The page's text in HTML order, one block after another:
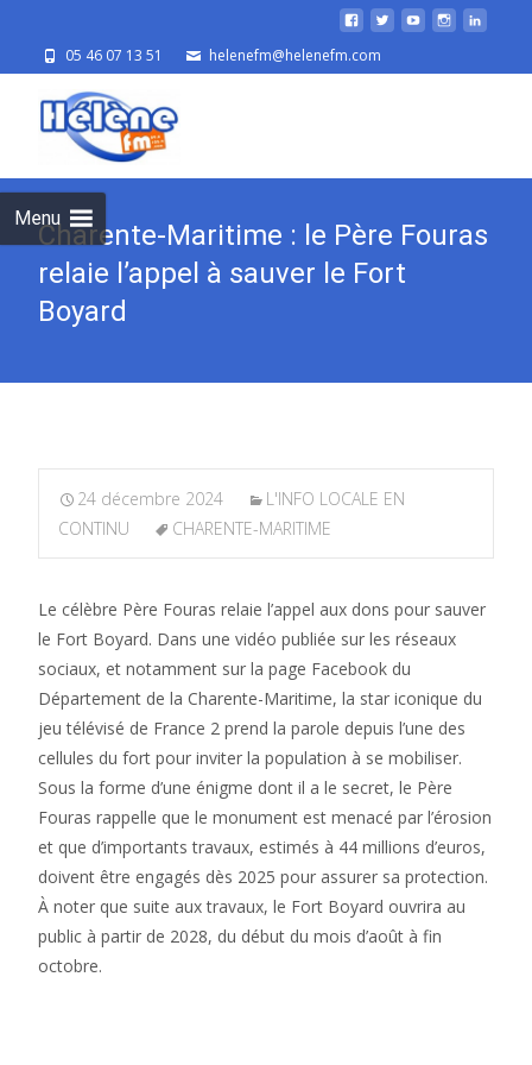
05 46 07 13 51 helenefm@helenefm.com
Menu
Charente-Maritime : le Père Fouras
relaie l’appel à sauver le Fort
Boyard
24 décembre 2024
L'INFO LOCALE EN
CONTINU
CHARENTE-MARITIME
Le célèbre Père Fouras relaie l’appel aux dons pour sauver
le Fort Boyard. Dans une vidéo publiée sur les réseaux
sociaux, et notamment sur la page Facebook du
Département de la Charente-Maritime, la star iconique du
jeu télévisé de France 2 prend la parole depuis l’une des
cellules du fort pour inviter la population à se mobiliser.
Sous la forme d’une énigme dont il a le secret, le Père
Fouras rappelle que le monument est menacé par l’érosion
et que d’importants travaux, estimés à 44 millions d’euros,
doivent être engagés dès 2025 pour assurer sa protection.
À noter que suite aux travaux, le Fort Boyard ouvrira au
public à partir de 2028, du début du mois d’août à fin
octobre.